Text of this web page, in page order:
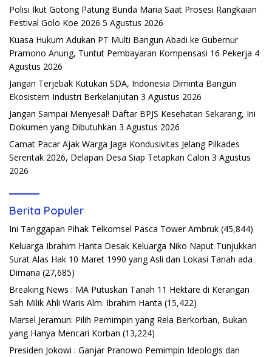
Polisi Ikut Gotong Patung Bunda Maria Saat Prosesi Rangkaian
Festival Golo Koe 2026 5 Agustus 2026
Kuasa Hukum Adukan PT Multi Bangun Abadi ke Gubernur
Pramono Anung, Tuntut Pembayaran Kompensasi 16 Pekerja 4
Agustus 2026
Jangan Terjebak Kutukan SDA, Indonesia Diminta Bangun
Ekosistem Industri Berkelanjutan 3 Agustus 2026
Jangan Sampai Menyesal! Daftar BPJS Kesehatan Sekarang, Ini
Dokumen yang Dibutuhkan 3 Agustus 2026
Camat Pacar Ajak Warga Jaga Kondusivitas Jelang Pilkades
Serentak 2026, Delapan Desa Siap Tetapkan Calon 3 Agustus
2026
Berita Populer
Ini Tanggapan Pihak Telkomsel Pasca Tower Ambruk (45,844)
Keluarga Ibrahim Hanta Desak Keluarga Niko Naput Tunjukkan
Surat Alas Hak 10 Maret 1990 yang Asli dan Lokasi Tanah ada
Dimana (27,685)
Breaking News : MA Putuskan Tanah 11 Hektare di Kerangan
Sah Milik Ahli Waris Alm. Ibrahim Hanta (15,422)
Marsel Jeramun: Pilih Pemimpin yang Rela Berkorban, Bukan
yang Hanya Mencari Korban (13,224)
Presiden Jokowi : Ganjar Pranowo Pemimpin Ideologis dan